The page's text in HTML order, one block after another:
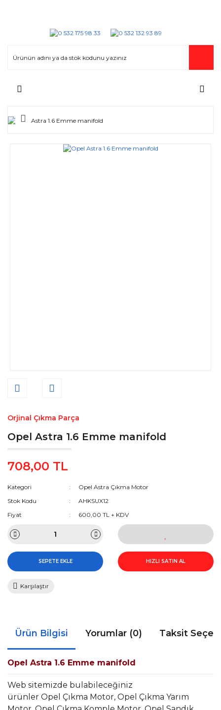
Orjinal Çıkma Parça
Opel Astra 1.6 Emme manifold
708,00 TL
Kategori
Opel Astra Çıkma Motor
Stok Kodu
AHKSUX12
Fiyat
600,00 TL + KDV
SEPETE EKLE HIZLI SATIN AL
Karşılaştır
Ürün Bilgisi Yorumlar (0) Taksit
Opel Astra 1.6 Emme manifold
Web sitemizde bulabileceğiniz
ürünler Opel Çıkma Motor, Opel Çıkma Yarım